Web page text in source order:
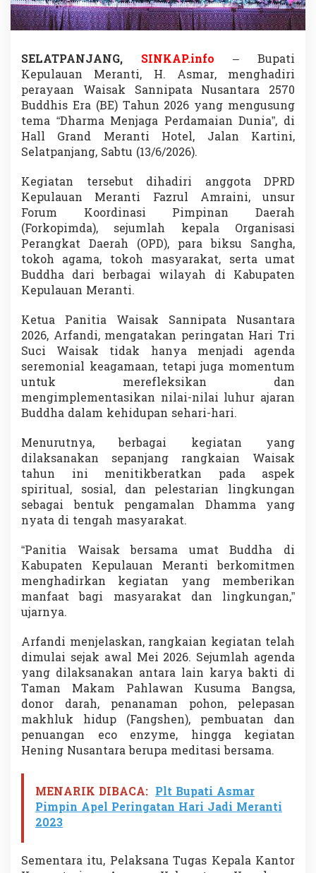
a
s
i
n
a
S
e
r
n
P
e
r
d
a
m
a
d
a
n
K
u
a
n
A
n
m
a
t
SELATPANJANG, SINKAP.info – Bupati
Kepulauan Meranti, H. Asmar, menghadiri
perayaan Waisak Sannipata Nusantara 2570
Buddhis Era (BE) Tahun 2026 yang mengusung
tema “Dharma Menjaga Perdamaian Dunia”, di
Hall Grand Meranti Hotel, Jalan Kartini,
Selatpanjang, Sabtu (13/6/2026).
Kegiatan tersebut dihadiri anggota DPRD
Kepulauan Meranti Fazrul Amraini, unsur
Forum Koordinasi Pimpinan Daerah
(Forkopimda), sejumlah kepala Organisasi
Perangkat Daerah (OPD), para biksu Sangha,
tokoh agama, tokoh masyarakat, serta umat
Buddha dari berbagai wilayah di Kabupaten
Kepulauan Meranti.
Ketua Panitia Waisak Sannipata Nusantara
2026, Arfandi, mengatakan peringatan Hari Tri
Suci Waisak tidak hanya menjadi agenda
seremonial keagamaan, tetapi juga momentum
untuk merefleksikan dan
mengimplementasikan nilai-nilai luhur ajaran
Buddha dalam kehidupan sehari-hari.
Menurutnya, berbagai kegiatan yang
dilaksanakan sepanjang rangkaian Waisak
tahun ini menitikberatkan pada aspek
spiritual, sosial, dan pelestarian lingkungan
sebagai bentuk pengamalan Dhamma yang
nyata di tengah masyarakat.
“Panitia Waisak bersama umat Buddha di
Kabupaten Kepulauan Meranti berkomitmen
menghadirkan kegiatan yang memberikan
manfaat bagi masyarakat dan lingkungan,”
ujarnya.
Arfandi menjelaskan, rangkaian kegiatan telah
dimulai sejak awal Mei 2026. Sejumlah agenda
yang dilaksanakan antara lain karya bakti di
Taman Makam Pahlawan Kusuma Bangsa,
donor darah, penanaman pohon, pelepasan
makhluk hidup (Fangshen), pembuatan dan
penuangan eco enzyme, hingga kegiatan
Hening Nusantara berupa meditasi bersama.
MENARIK DIBACA: Plt Bupati Asmar
Pimpin Apel Peringatan Hari Jadi Meranti
2023
Sementara itu, Pelaksana Tugas Kepala Kantor